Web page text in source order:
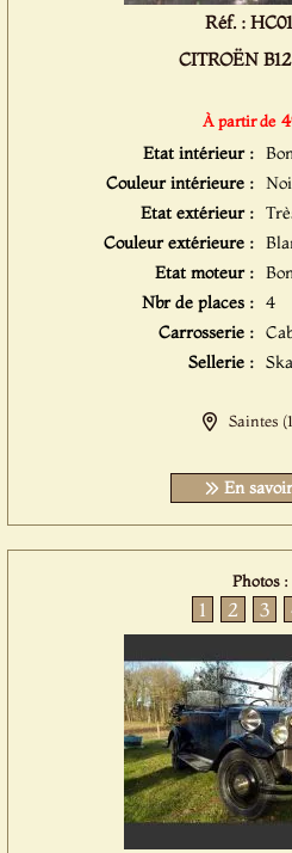
Réf. :
CITROËN
À partir de
Etat intérieur :
Couleur intérieure :
Etat extérieur :
Couleur extérieure :
Etat moteur :
Nbr de places : 4
Carrosserie :
Sellerie :
Saintes
En
Photos :
1 2 3